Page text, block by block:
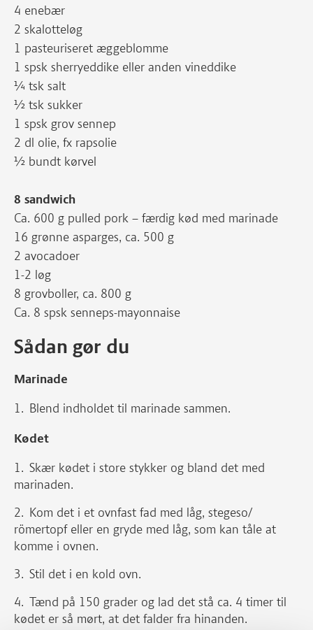
4 enebær
2 skalotteløg
1 pasteuriseret æggeblomme
1 spsk sherryeddike eller anden vineddike
¼ tsk salt
½ tsk sukker
1 spsk grov sennep
2 dl olie, fx rapsolie
½ bundt kørvel
8 sandwich
Ca. 600 g pulled pork – færdig kød med marinade
16 grønne asparges, ca. 500 g
2 avocadoer
1-2 løg
8 grovboller, ca. 800 g
Ca. 8 spsk senneps-mayonnaise
Sådan gør du
Marinade
Blend indholdet til marinade sammen.
Kødet
Skær kødet i store stykker og bland det med
marinaden.
Kom det i et ovnfast fad med låg, stegeso/
römertopf eller en gryde med låg, som kan tåle at
komme i ovnen.
Stil det i en kold ovn.
Tænd på 150 grader og lad det stå ca. 4 timer til
kødet er så mørt, at det falder fra hinanden.